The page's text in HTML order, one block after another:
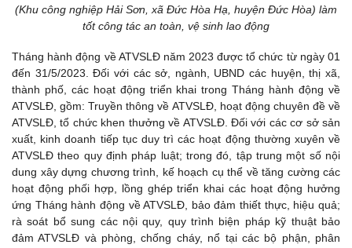
(Khu công nghiệp Hải Sơn, xã Đức Hòa Hạ, huyện Đức Hòa) làm
tốt công tác an toàn, vệ sinh lao động
Tháng hành động về ATVSLĐ năm 2023 được tổ chức từ ngày 01
đến 31/5/2023. Đối với các sở, ngành, UBND các huyện, thị xã,
thành phố, các hoạt động triển khai trong Tháng hành động về
ATVSLĐ, gồm: Truyền thông về ATVSLĐ, hoạt động chuyên đề về
ATVSLĐ, tổ chức khen thưởng về ATVSLĐ. Đối với các cơ sở sản
xuất, kinh doanh tiếp tục duy trì các hoạt động thường xuyên về
ATVSLĐ theo quy định pháp luật; trong đó, tập trung một số nội
dung xây dựng chương trình, kế hoạch cụ thể về tăng cường các
hoạt động phối hợp, lồng ghép triển khai các hoạt động hưởng
ứng Tháng hành động về ATVSLĐ, bảo đảm thiết thực, hiệu quả;
rà soát bổ sung các nội quy, quy trình biện pháp kỹ thuật bảo
đảm ATVSLĐ và phòng, chống cháy, nổ tại các bộ phận, phân